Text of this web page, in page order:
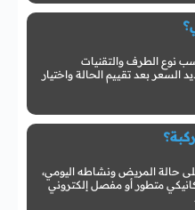
نوع الطرف والتقنيات
السعر بعد تقييم الحالة واختيار
حالة المريض ونشاطه اليومي،
متطور أو مفصل إلكتروني